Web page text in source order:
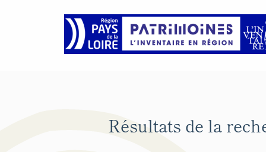
Résultats de la